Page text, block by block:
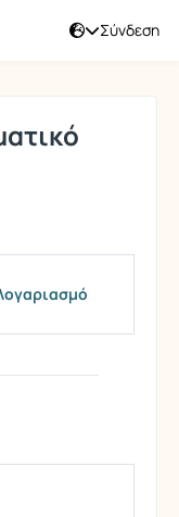
Σύνδεση